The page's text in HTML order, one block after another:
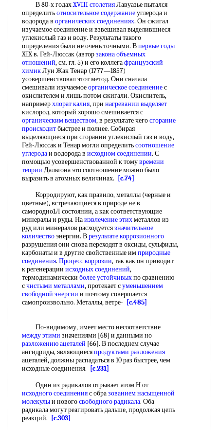
В 80-х годахXVIII столетияЛавуазье пытался
определитьотносительное содержаниеуглерода и
водорода в органических соединениях. Он сжигал
изучаемое соединение и взвешивал выделившиеся
углекислый газ и воду. Результаты такого
определения были не очень точными. Впервые годы
XIX в. Гей-Люссак (авторзакона объемных
отношений, см. гл. 5) и его коллегафранцузский
химикЛуи Жак Тенар (1777—1857)
усовершенствовал этот метод. Они сначала
смешивали изучаемоеорганическое соединениес
окислителем и лишь потом сжигали. Окислитель,
напримерхлорат калия, при нагревании выделяет
кислород, который хорошо смешивается с
органическим веществом, в результате чегосгорание
происходитбыстрее и полнее. Собирая
выделяющиеся при сгорании углекислый газ и воду,
Гей-Люссак и Тенар могли определитьсоотношение
углеродаи водорода в исходном соединении. С
помощью усовершенствованной к томувремени
теории Дальтона это соотношение можно было
выразить в атомных величинах.
[c.74]
Корродируют, как правило, металлы (черные и
цветные), встречающиеся в природе не в
самородно1Л состоянии, а как соответствующие
минералы и руды. Наизвлечение этихметаллов из
руд или минералов расходуетсязначительное
количествоэнергии. Врезультате коррозионного
разрушения они снова переходят в оксиды, сульфиды,
карбонаты и в другие свойственные имприродные
соединения. Процесс коррозии, так как он приводит
к регенерации исходных соединений,
термодинамически более устойчивыхпо сравнению
счистыми металлами, протекает суменьшением
свободной энергии и поэтому совершается
самопроизвольно. Металлы, ветре-
[c.485]
По-видимому, имеет место несоответствие
между этими значениями [68] и данными но
разложению ацеталей [66]. В последнем случае
ангидриды, являющиесяпродуктами разложения
ацеталей, должны распадаться в 10 раз быстрее, чем
исходные соединения.
[c.231]
Один из радикалов отрывает атом Н от
исходного соединенияс образованиемнасыщенной
молекулыи новогосвободного радикала. Оба
радикала могут реагировать дальше, продолжая цепь
реакций.
[c.303]